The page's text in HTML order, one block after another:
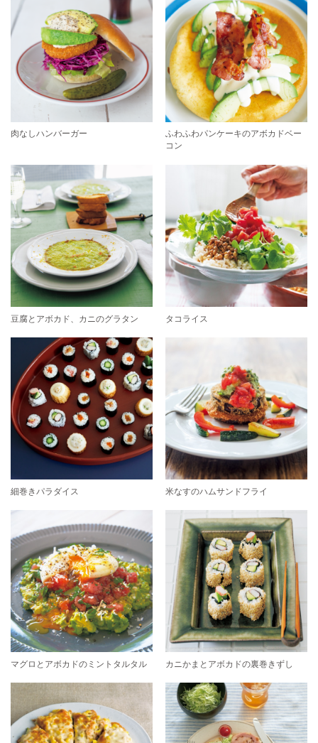
肉なしハンバーガー
ふわふわパンケーキのアボカドベー
コン
豆腐とアボカド、カニのグラタン タコライス
細巻きパラダイス 米なすのハムサンドフライ
マグロとアボカドのミントタルタル カニかまとアボカドの裏巻きずし